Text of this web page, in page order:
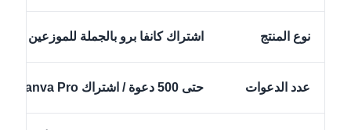
نوع المنتج اشتراك كانفا برو بالجملة للموزعين
عدد الدعوات حتى 500 دعوة / اشتراك Canva Pro